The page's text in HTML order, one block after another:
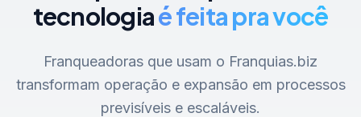
tecnologiaé feita pra você
Franqueadoras que usam o Franquias.biz
transformam operação e expansão em processos
previsíveis e escaláveis.